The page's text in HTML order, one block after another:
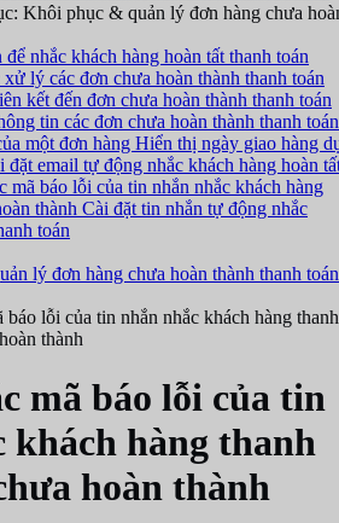
Khôi phục & quản lý đơn hàng chưa
nhắc khách hàng hoàn tất thanh toán
lý các đơn chưa hoàn thành thanh toán
kết đến đơn chưa hoàn thành thanh toán
tin các đơn chưa hoàn thành thanh toán
một đơn hàng Hiển thị ngày giao hàng
đặt email tự động nhắc khách hàng hoàn
mã báo lỗi của tin nhắn nhắc khách hàng
thành Cài đặt tin nhắn tự động nhắc
toán
lý đơn hàng chưa hoàn thành thanh toán
báo lỗi của tin nhắn nhắc khách hàng thanh
thành
mã báo lỗi của tin
khách hàng thanh
hoàn thành